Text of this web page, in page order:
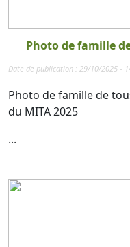
Photo de famille
Date de publication : 29/10/2025 -
Photo de famille de
du MITA 2025
...